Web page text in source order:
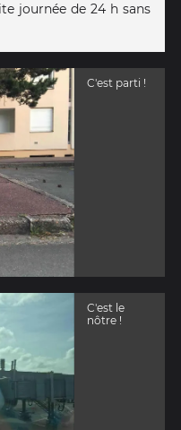
journée de 24 h sans
C'est parti !
C'est le
nôtre !